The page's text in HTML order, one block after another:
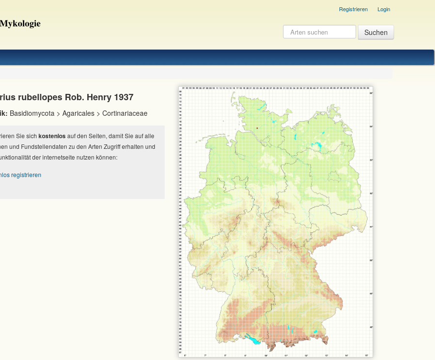
Registrieren Login
rubellopes Rob. Henry 1937
Basidiomycota > Agaricales > Cortinariaceae
Sie sich kostenlos auf den Seiten, damit Sie auf alle
und Fundstellendaten zu den Arten Zugriff erhalten und
der internetseite nutzen können:
registrieren